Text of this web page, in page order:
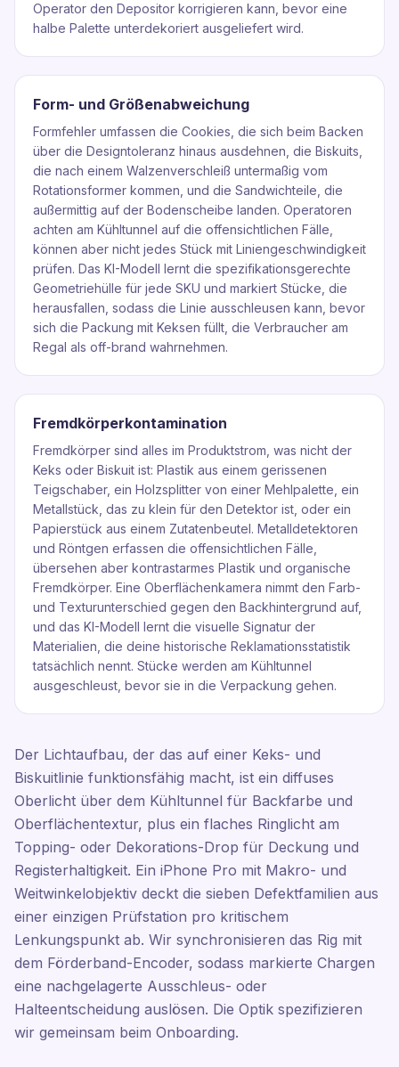
Operator den Depositor korrigieren kann, bevor eine
halbe Palette unterdekoriert ausgeliefert wird.
Form- und Größenabweichung
Formfehler umfassen die Cookies, die sich beim Backen
über die Designtoleranz hinaus ausdehnen, die Biskuits,
die nach einem Walzenverschleiß untermaßig vom
Rotationsformer kommen, und die Sandwichteile, die
außermittig auf der Bodenscheibe landen. Operatoren
achten am Kühltunnel auf die offensichtlichen Fälle,
können aber nicht jedes Stück mit Liniengeschwindigkeit
prüfen. Das KI-Modell lernt die spezifikationsgerechte
Geometriehülle für jede SKU und markiert Stücke, die
herausfallen, sodass die Linie ausschleusen kann, bevor
sich die Packung mit Keksen füllt, die Verbraucher am
Regal als off-brand wahrnehmen.
Fremdkörperkontamination
Fremdkörper sind alles im Produktstrom, was nicht der
Keks oder Biskuit ist: Plastik aus einem gerissenen
Teigschaber, ein Holzsplitter von einer Mehlpalette, ein
Metallstück, das zu klein für den Detektor ist, oder ein
Papierstück aus einem Zutatenbeutel. Metalldetektoren
und Röntgen erfassen die offensichtlichen Fälle,
übersehen aber kontrastarmes Plastik und organische
Fremdkörper. Eine Oberflächenkamera nimmt den Farb-
und Texturunterschied gegen den Backhintergrund auf,
und das KI-Modell lernt die visuelle Signatur der
Materialien, die deine historische Reklamationsstatistik
tatsächlich nennt. Stücke werden am Kühltunnel
ausgeschleust, bevor sie in die Verpackung gehen.
Der Lichtaufbau, der das auf einer Keks- und
Biskuitlinie funktionsfähig macht, ist ein diffuses
Oberlicht über dem Kühltunnel für Backfarbe und
Oberflächentextur, plus ein flaches Ringlicht am
Topping- oder Dekorations-Drop für Deckung und
Registerhaltigkeit. Ein iPhone Pro mit Makro- und
Weitwinkelobjektiv deckt die sieben Defektfamilien aus
einer einzigen Prüfstation pro kritischem
Lenkungspunkt ab. Wir synchronisieren das Rig mit
dem Förderband-Encoder, sodass markierte Chargen
eine nachgelagerte Ausschleus- oder
Halteentscheidung auslösen. Die Optik spezifizieren
wir gemeinsam beim Onboarding.